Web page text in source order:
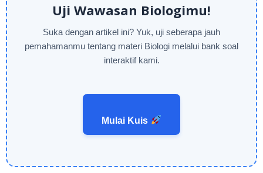
Uji Wawasan Biologimu!
Suka dengan artikel ini? Yuk, uji seberapa jauh
pemahamanmu tentang materi Biologi melalui bank soal
interaktif kami.
Mulai Kuis